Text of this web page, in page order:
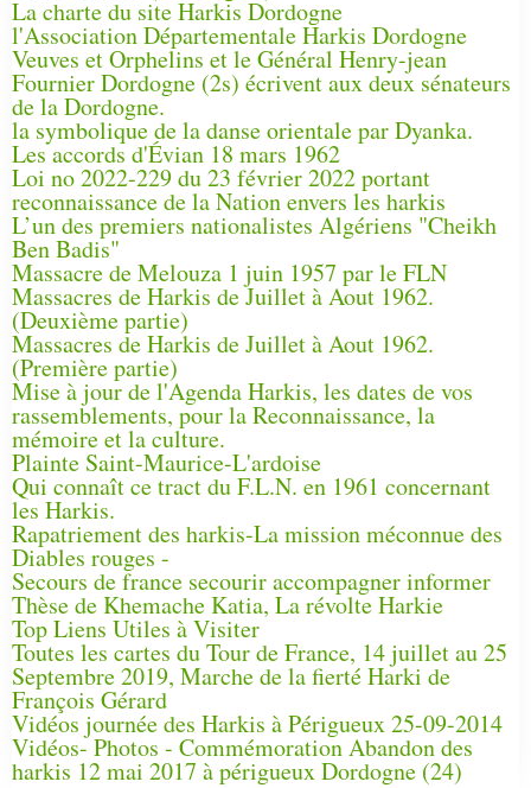
La charte du site Harkis Dordogne
l'Association Départementale Harkis Dordogne
Veuves et Orphelins et le Général Henry-jean
Fournier Dordogne (2s) écrivent aux deux sénateurs
de la Dordogne.
la symbolique de la danse orientale par Dyanka.
Les accords d'Évian 18 mars 1962
Loi no 2022-229 du 23 février 2022 portant
reconnaissance de la Nation envers les harkis
L’un des premiers nationalistes Algériens "Cheikh
Ben Badis"
Massacre de Melouza 1 juin 1957 par le FLN
Massacres de Harkis de Juillet à Aout 1962.
(Deuxième partie)
Massacres de Harkis de Juillet à Aout 1962.
(Première partie)
Mise à jour de l'Agenda Harkis, les dates de vos
rassemblements, pour la Reconnaissance, la
mémoire et la culture.
Plainte Saint-Maurice-L'ardoise
Qui connaît ce tract du F.L.N. en 1961 concernant
les Harkis.
Rapatriement des harkis-La mission méconnue des
Diables rouges -
Secours de france secourir accompagner informer
Thèse de Khemache Katia, La révolte Harkie
Top Liens Utiles à Visiter
Toutes les cartes du Tour de France, 14 juillet au 25
Septembre 2019, Marche de la fierté Harki de
François Gérard
Vidéos journée des Harkis à Périgueux 25-09-2014
Vidéos- Photos - Commémoration Abandon des
harkis 12 mai 2017 à périgueux Dordogne (24)